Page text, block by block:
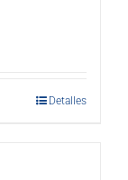
Detalles